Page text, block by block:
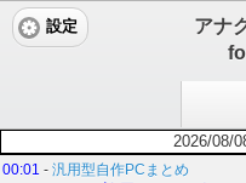
アナ
設定
2026/08/
00:01 - 汎用型自作PCまとめ